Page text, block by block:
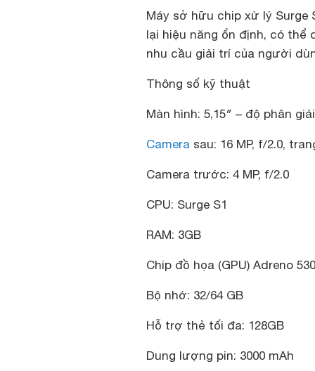
Máy sở hữu chip xử lý Surge
lại hiệu năng ổn định, có
nhu cầu giải trí của người
Thông số kỹ thuật
Màn hình: 5,15″ – độ phân
Camera sau: 16 MP, f/2.0,
Camera trước: 4 MP, f/2.0
CPU: Surge S1
RAM: 3GB
Chip đồ họa (GPU) Adreno 530
Bộ nhớ: 32/64 GB
Hỗ trợ thẻ tối đa: 128GB
Dung lượng pin: 3000 mAh